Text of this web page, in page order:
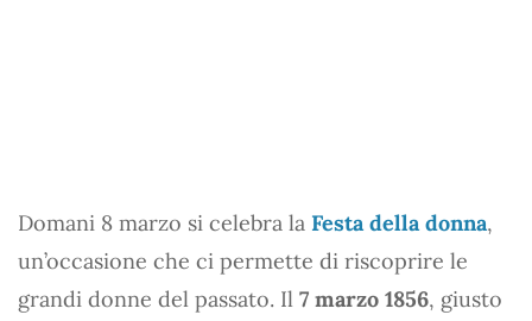
Domani 8 marzo si celebra la Festa della donna,
un’occasione che ci permette di riscoprire le
grandi donne del passato. Il 7 marzo 1856, giusto